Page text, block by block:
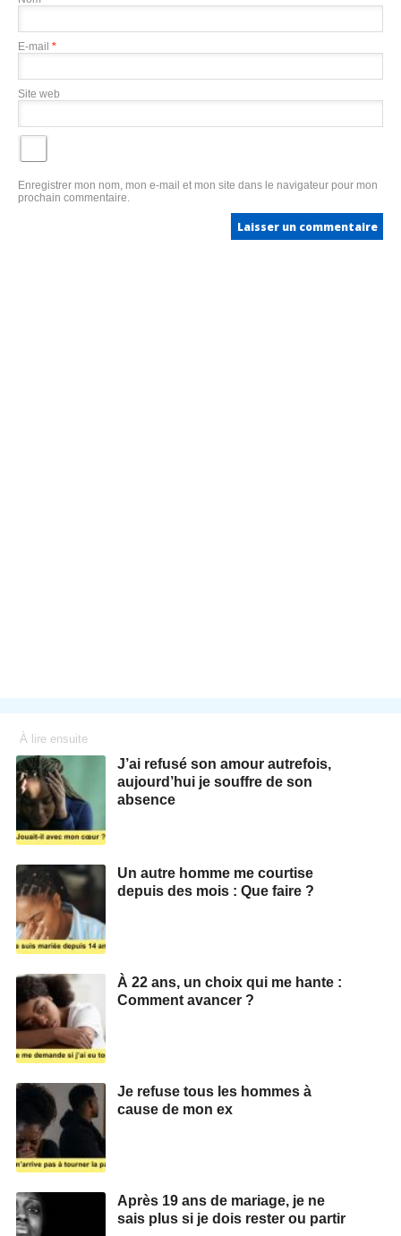
E-mail *
Site web
Enregistrer mon nom, mon e-mail et mon site dans le navigateur pour mon
prochain commentaire.
À lire ensuite
J’ai refusé son amour autrefois,
aujourd’hui je souffre de son
absence
Un autre homme me courtise
depuis des mois : Que faire ?
À 22 ans, un choix qui me hante :
Comment avancer ?
Je refuse tous les hommes à
cause de mon ex
Après 19 ans de mariage, je ne
sais plus si je dois rester ou partir